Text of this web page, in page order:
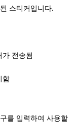
스티커입니다.
전송됨
함
를 입력하여 사용할